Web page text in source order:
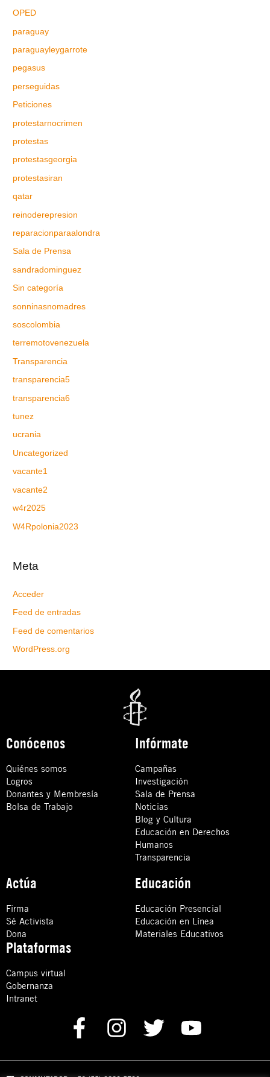
OPED
paraguay
paraguayleygarrote
pegasus
perseguidas
Peticiones
protestarnocrimen
protestas
protestasgeorgia
protestasiran
qatar
reinoderepresion
reparacionparaalondra
Sala de Prensa
sandradominguez
Sin categoría
sonninasnomadres
soscolombia
terremotovenezuela
Transparencia
transparencia5
transparencia6
tunez
ucrania
Uncategorized
vacante1
vacante2
w4r2025
W4Rpolonia2023
Meta
Acceder
Feed de entradas
Feed de comentarios
WordPress.org
Conócenos
Quiénes somos
Logros
Donantes y Membresía
Bolsa de Trabajo
Infórmate
Campañas
Investigación
Sala de Prensa
Noticias
Blog y Cultura
Educación en Derechos
Humanos
Transparencia
Actúa
Firma
Sé Activista
Dona
Educación
Educación Presencial
Educación en Línea
Materiales Educativos
Plataformas
Campus virtual
Gobernanza
Intranet